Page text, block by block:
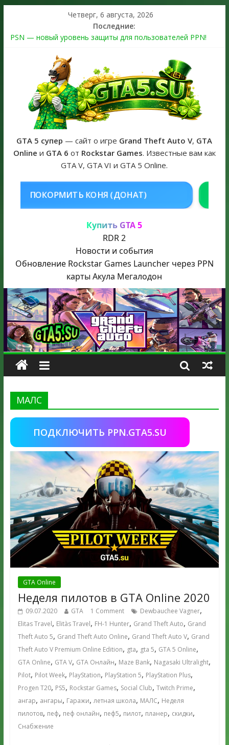
Четверг, 6 августа, 2026
Последние:
PSN — новый уровень защиты для пользователей PPN!
The Kortz Center Heist выйдет в GTA Online уже 14 июля
Регистрация в Rockstar Games Social Club ошибка #1.500.7:
как зарегистрировать аккаунт и войти без проблем в 2026
Получайте особые награды в GTA Online по программе
Fine Art Collector
GTA 6 официальная обложка игры и Предзаказ Grand Theft
Auto VI
GTA 5 супер — сайт о игре Grand Theft Auto V, GTA
Online и GTA 6 от Rockstar Games. Известные вам как
GTA V, GTA VI и GTA 5 Online.
(ДОНАТ) КУПИТЬ GTA 5
Купить GTA 5
RDR 2
Новости и события
Обновление Rockstar Games Launcher через PPN
карты Акула Мегалодон
МАЛС
ПОДКЛЮЧИТЬ PPN.GTA5.SU
GTA Online
Неделя пилотов в GTA Online 2020
09.07.2020 GTA 1 Comment Dewbauchee Vagner,
Elitas Travel, Elitàs Travel, FH-1 Hunter, Grand Theft Auto, Grand
Theft Auto 5, Grand Theft Auto Online, Grand Theft Auto V, Grand
Theft Auto V Premium Online Edition, gta, gta 5, GTA 5 Online,
GTA Online, GTA V, GTA Онлайн, Maze Bank, Nagasaki Ultralight,
Pilot, Pilot Week, PlayStation, PlayStation 5, PlayStation Plus,
Progen T20, PS5, Rockstar Games, Social Club, Twitch Prime,
ангар, ангары, Гаражи, летная школа, МАЛС, Неделя
пилотов, пеф, пеф онлайн, пеф5, пилот, планер, скидки,
Снабжение